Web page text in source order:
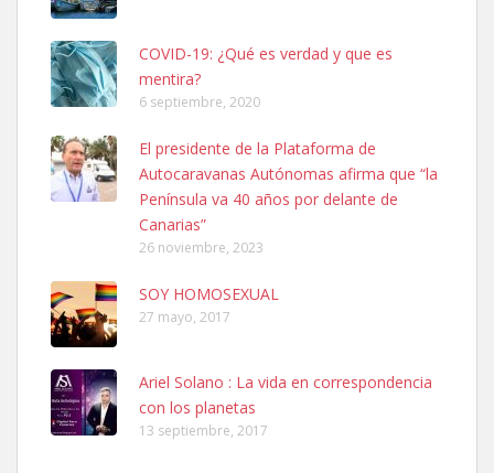
SHIBA PERDIDO AVDA JOSE MESA Y LOPEZ
PERRO MACHO RAZA SHIBA CON MICROCHIP PERDIDO HOY
06/07/2025 ZONA MESA Y LOPEZ. ES MUY ASUSTADIZO
Leales.org » Gran Canaria
6.7.2025
Ninfa perdida
El día 5 se los perdió una ninfa papillera, asustada tiene miedo a la
calle, se perdió por la zon...
COVID-19: ¿Qué es verdad y que es
mentira?
6 septiembre, 2020
El presidente de la Plataforma de
Autocaravanas Autónomas afirma que “la
Península va 40 años por delante de
Canarias”
26 noviembre, 2023
SOY HOMOSEXUAL
27 mayo, 2017
Ariel Solano : La vida en correspondencia
con los planetas
13 septiembre, 2017